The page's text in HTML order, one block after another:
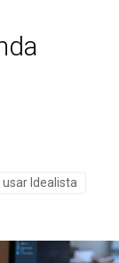
Idealista